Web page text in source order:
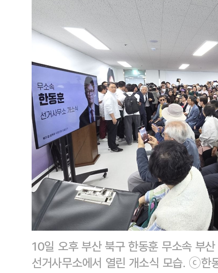
10일 오후 부산 북구 한동훈 무소속 부
선거사무소에서 열린 개소식 모습. ⓒ한